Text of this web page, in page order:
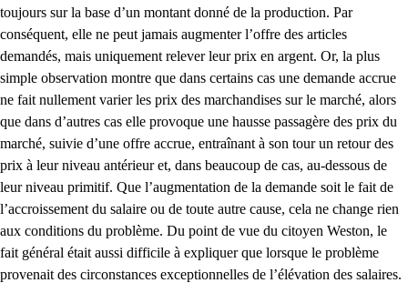
toujours sur la base d’un montant donné de la production. Par
conséquent, elle ne peut jamais augmenter l’offre des articles
demandés, mais uniquement relever leur prix en argent. Or, la plus
simple observation montre que dans certains cas une demande accrue
ne fait nullement varier les prix des marchandises sur le marché, alors
que dans d’autres cas elle provoque une hausse passagère des prix du
marché, suivie d’une offre accrue, entraînant à son tour un retour des
prix à leur niveau antérieur et, dans beaucoup de cas, au-dessous de
leur niveau primitif. Que l’augmentation de la demande soit le fait de
l’accroissement du salaire ou de toute autre cause, cela ne change rien
aux conditions du problème. Du point de vue du citoyen Weston, le
fait général était aussi difficile à expliquer que lorsque le problème
provenait des circonstances exceptionnelles de l’élévation des salaires.